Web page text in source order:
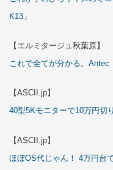
K13」
【エルミタージュ秋葉原】
これで全てが分かる。Antec
【ASCII.jp】
40型5Kモニターで10万円切
【ASCII.jp】
ほぼOS代じゃん！ 4万円台